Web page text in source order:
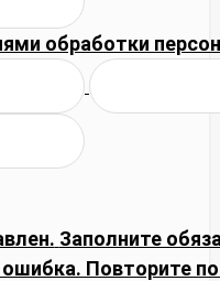
обработки
Заполните
Повторите